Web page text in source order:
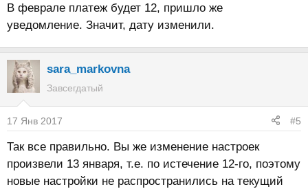
В феврале платеж будет 12, пришло же
уведомление. Значит, дату изменили.
sara_markovna
Завсегдатый
17 Янв 2017 #5
Так все правильно. Вы же изменение настроек
произвели 13 января, т.е. по истечение 12-го, поэтому
новые настройки не распространились на текущий